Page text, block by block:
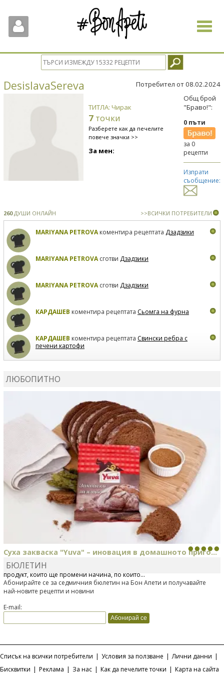
Toggle
DesislavaSereva Потребител от 08.02.2024
ТИТЛА: Чирак
7 точки
Разберете как да печелите
повече значки >>
За мен:
Общ брой
"Браво!":
0 пъти
за 0
рецепти
Изпрати
съобщение:
260ДУШИ ОНЛАЙН >>ВСИЧКИ ПОТРЕБИТЕЛИ
MARIYANA PETROVAкоментира рецептата Дзадзики
MARIYANA PETROVAсготви Дзадзики
MARIYANA PETROVAсготви Дзадзики
КАРДАШЕВ коментира рецептата Сьомга на фурна
КАРДАШЕВ коментира рецептата Свински ребра с
печени картофи
ЛЮБОПИТНО
Суха закваска "Yuva" – иновация в домашното приго...
Отскоро Лесафр България стартира предлагането на изцяло нов
продукт, който ще промени начина, по който...
БЮЛЕТИН
Абонирайте се за седмичния бюлетин на Бон Апети и получавайте
най-новите рецепти и новини
E-mail:
Списък на всички потребители | Условия за ползване | Лични данни |
Бисквитки | Реклама | За нас | Как да печелите точки | Карта на сайта